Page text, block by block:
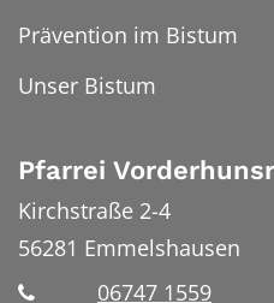
Prävention im Bistum
Unser Bistum
Pfarrei
Kirchstraße 2-4
56281 Emmelshausen
06747 1559